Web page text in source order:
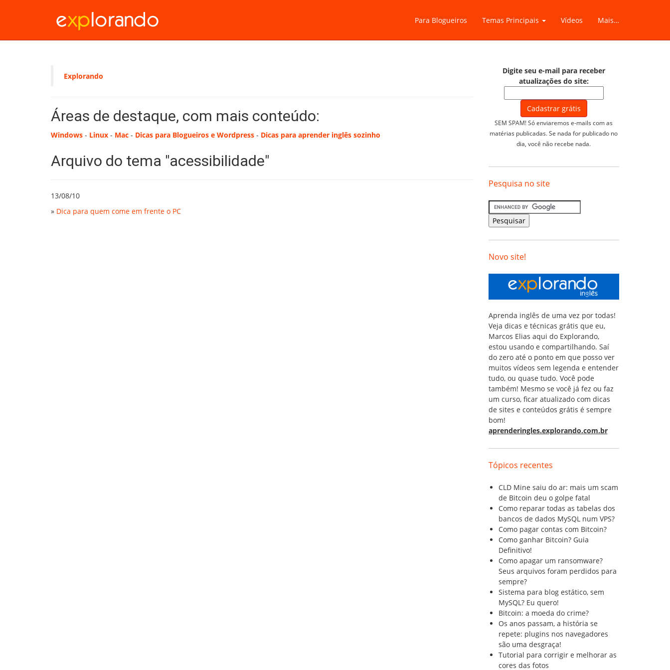
Para Blogueiros Temas Principais Vídeos Mais…
Explorando
Áreas de destaque, com mais conteúdo:
Windows - Linux - Mac - Dicas para Blogueiros e Wordpress - Dicas para aprender inglês sozinho
Arquivo do tema "acessibilidade"
13/08/10
» Dica para quem come em frente o PC
Digite seu e-mail para receber
atualizações do site:
SEM SPAM! Só enviaremos e-mails com as
matérias publicadas. Se nada for publicado no
dia, você não recebe nada.
Pesquisa no site
Novo site!
Aprenda inglês de uma vez por todas!
Veja dicas e técnicas grátis que eu,
Marcos Elias aqui do Explorando,
estou usando e compartilhando. Saí
do zero até o ponto em que posso ver
muitos vídeos sem legenda e entender
tudo, ou quase tudo. Você pode
também! Mesmo se você já fez ou faz
um curso, ficar atualizado com dicas
de sites e conteúdos grátis é sempre
bom!
aprenderingles.explorando.com.br
Tópicos recentes
CLD Mine saiu do ar: mais um scam
de Bitcoin deu o golpe fatal
Como reparar todas as tabelas dos
bancos de dados MySQL num VPS?
Como pagar contas com Bitcoin?
Como ganhar Bitcoin? Guia
Definitivo!
Como apagar um ransomware?
Seus arquivos foram perdidos para
sempre?
Sistema para blog estático, sem
MySQL? Eu quero!
Bitcoin: a moeda do crime?
Os anos passam, a história se
repete: plugins nos navegadores
são uma desgraça!
Tutorial para corrigir e melhorar as
cores das fotos